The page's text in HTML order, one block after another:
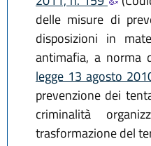
delle misure di
disposizioni in
antimafia, a norma
legge 13 agosto
prevenzione dei
criminalità
trasformazione del